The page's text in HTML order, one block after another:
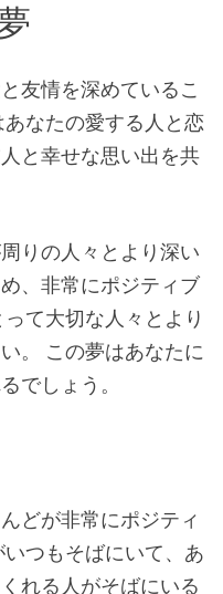
友情を深めているこ
なたの愛する人と恋
と幸せな思い出を共
りの人々とより深い
、非常にポジティブ
て大切な人々とより
。 この夢はあなたに
でしょう。
どが非常にポジティ
つもそばにいて、あ
れる人がそばにいる